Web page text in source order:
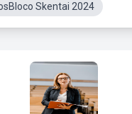
Skentai 2024